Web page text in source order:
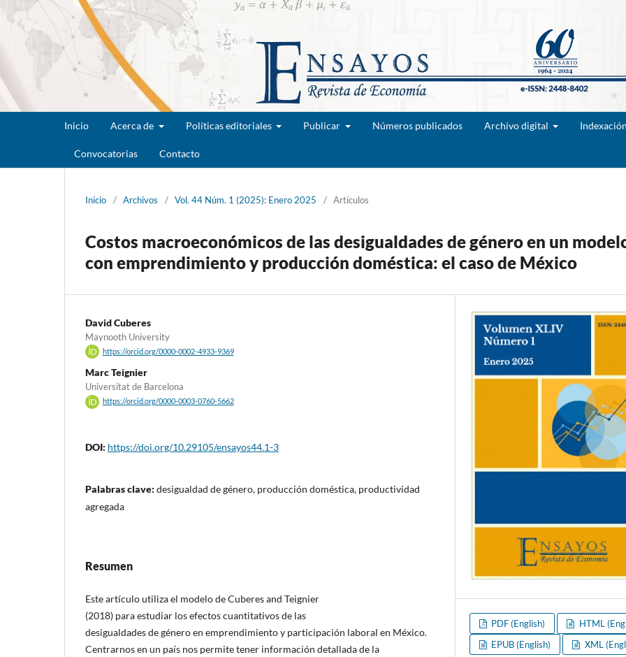
Inicio Acerca de Políticas editoriales Publicar Números publicados Archivo digital Indexación
Convocatorias Contacto
Inicio / Archivos / Vol. 44 Núm. 1 (2025): Enero 2025 / Artículos
Costos macroeconómicos de las desigualdades de género en un
con emprendimiento y producción doméstica: el caso de México
David Cuberes
Maynooth University
https://orcid.org/0000-0002-4933-9369
Marc Teignier
Universitat de Barcelona
https://orcid.org/0000-0003-0760-5662
DOI: https://doi.org/10.29105/ensayos44.1-3
Palabras clave: desigualdad de género, producción doméstica, productividad
agregada
Resumen
Este artículo utiliza el modelo de Cuberes and Teignier
(2018) para estudiar los efectos cuantitativos de las
desigualdades de género en emprendimiento y participación laboral en México.
Centrarnos en un país nos permite tener información detallada de la
PDF (English)
HTML
EPUB (English)
XML